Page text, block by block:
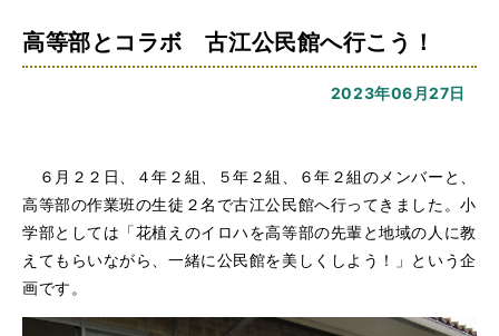
高等部とコラボ 古江公民館へ行こう！
2023年06月27日
６月２２日、４年２組、５年２組、６年２組のメンバーと、
高等部の作業班の生徒２名で古江公民館へ行ってきました。小
学部としては「花植えのイロハを高等部の先輩と地域の人に教
えてもらいながら、一緒に公民館を美しくしよう！」という企
画です。